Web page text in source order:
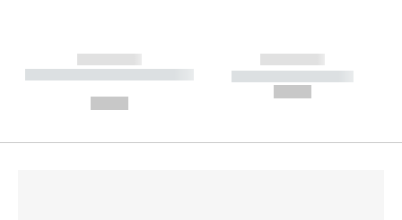
------------
----------- ----------- --------
------------
----------- -----------